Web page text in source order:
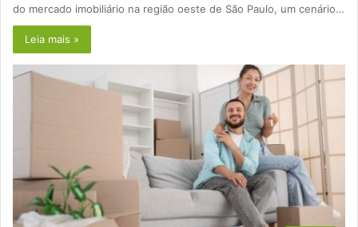
do mercado imobiliário na região oeste de São Paulo, um cenário…
Leia mais »